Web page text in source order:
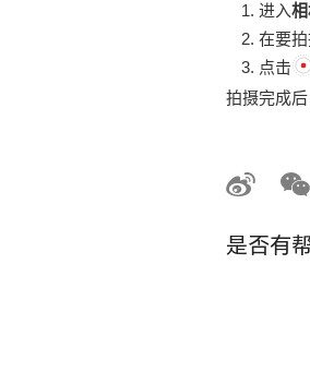
进入
在要
点击
拍摄完成
是否有